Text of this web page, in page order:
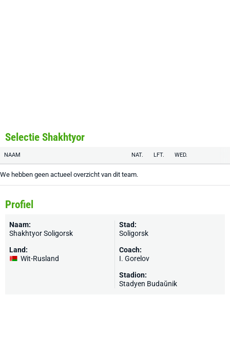
Selectie Shakhtyor
NAAM NAT. LFT. WED.
We hebben geen actueel overzicht van dit team.
Profiel
Naam:
Shakhtyor Soligorsk
Land:
Wit-Rusland
Stad:
Soligorsk
Coach:
I. Gorelov
Stadion:
Stadyen Budaŭnik